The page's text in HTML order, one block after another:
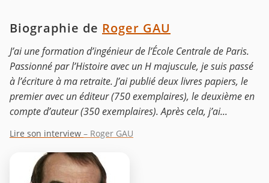
Biographie de Roger GAU
J’ai une formation d’ingénieur de l’École Centrale de Paris.
Passionné par l’Histoire avec un H majuscule, je suis passé
à l’écriture à ma retraite. J’ai publié deux livres papiers, le
premier avec un éditeur (750 exemplaires), le deuxième en
compte d’auteur (350 exemplaires). Après cela, j’ai...
Lire son interview – Roger GAU